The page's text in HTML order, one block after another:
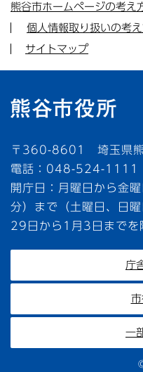
熊谷市ホームページの考え
個人情報取り扱いの考
サイトマップ
〒360-8601 埼玉県熊
電話：048-524-1111
開庁日：月曜日から金
分）まで（土曜日、日
29日から1月3日までを
庁
市
一